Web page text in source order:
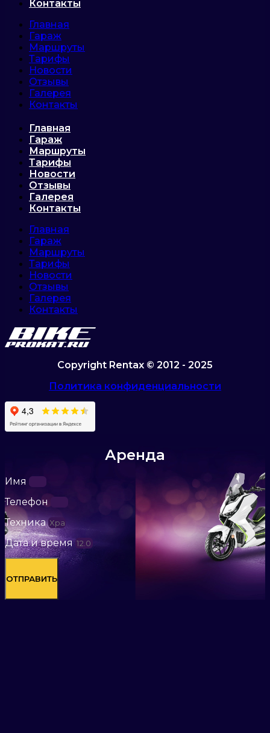
Контакты
Главная
Гараж
Маршруты
Тарифы
Новости
Отзывы
Галерея
Контакты
Главная
Гараж
Маршруты
Тарифы
Новости
Отзывы
Галерея
Контакты
Главная
Гараж
Маршруты
Тарифы
Новости
Отзывы
Галерея
Контакты
Copyright Rentax © 2012 - 2025
Политика конфиденциальности
Аренда
Имя
Телефон
Техника
Дата и время
ОТПРАВИТЬ